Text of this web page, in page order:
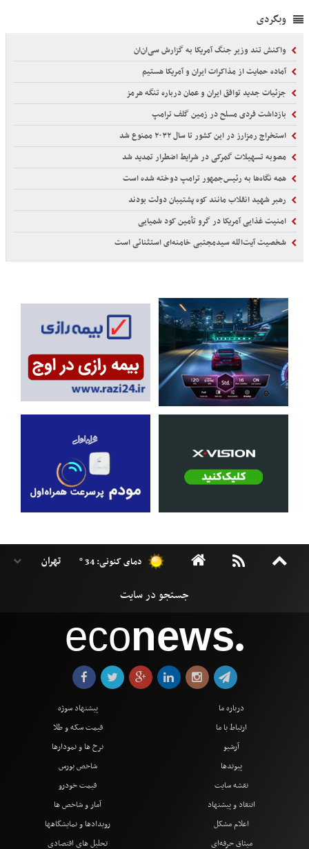
وبگردی
واکنش تند وزیر جنگ آمریکا به گزارش سی‌ان‌ان
آماده حمایت از مذاکرات ایران و آمریکا هستیم
جزئیات جدید توافق ایران و عمان درباره تنگه هرمز
بازداشت فردی مسلح در زمین گلف ترامپ
استخراج رمزارز در این کشور تا سال ۲۰۳۲ ممنوع شد
مصوبه تسهیلات گمرکی در شرایط اضطرار تمدید شد
همه نگاه‌ها به رئیس‌جمهور ترامپ دوخته شده است
رهبر شهید انقلاب مانند کوه پشتیبان دولت بودند
امنیت غذایی آمریکا در گرو تأمین کود شمیایی
شخصیت آیت‌الله سیدمجتبی خامنه‌ای استثنائی است
دمای کنونی: 34 °
econews●
درباره ما
ارتباط با ما
آرشیو
پیوندها
نقشه سایت
انتقاد و پیشنهاد
اعلام مشکل
میثاق حرفه‌ای
پیشنهاد سوژه
قیمت سکه و طلا
نرخ ها و نمودارها
شاخص بورس
قیمت خودرو
آمار و شاخص ها
رویدادها و نمایشگاهها
تحلیل های اقتصادی